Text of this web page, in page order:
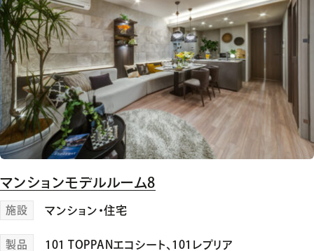
マンションモデルルーム8
施設 マンション・住宅
製品 101 TOPPANエコシート、 101レプリア